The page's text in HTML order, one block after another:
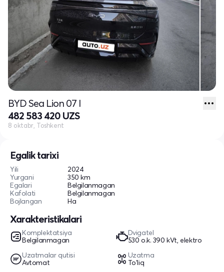
Egalik tarixi
Yili
2024
Yurgani
350 km
Egalari
Belgilanmagan
Kafolati
Belgilanmagan
Bojlangan
Ha
Xarakteristikalari
Komplektatsiya
Belgilanmagan
Dvigatel
530 o.k. 390 kVt, elektro
Uzatmalar qutisi
Avtomat
Uzatma
To'liq
BYD Sea Lion 07 I
482 583 420 UZS
8 oktabr, Toshkent